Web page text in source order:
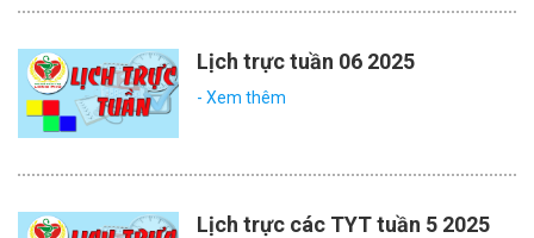
Lịch trực tuần 06 2025
- Xem thêm
Lịch trực các TYT tuần 5 2025